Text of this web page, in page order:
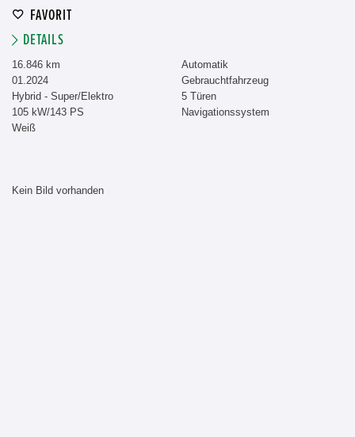
FAVORIT
DETAILS
16.846 km
01.2024
Hybrid - Super/Elektro
105 kW/143 PS
Weiß
Automatik
Gebrauchtfahrzeug
5 Türen
Navigationssystem
Kein Bild vorhanden